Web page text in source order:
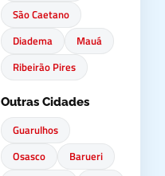
São Caetano
Diadema
Mauá
Ribeirão Pires
Outras Cidades
Guarulhos
Osasco
Barueri